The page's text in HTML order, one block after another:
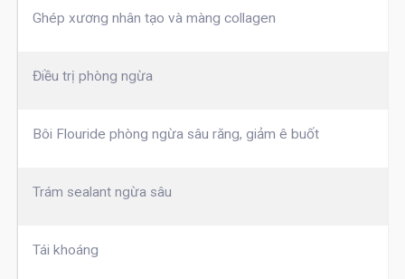
Ghép xương nhân tạo và màng collagen
Điều trị phòng ngừa
Bôi Flouride phòng ngừa sâu răng, giảm ê buốt
Trám sealant ngừa sâu
Tái khoáng